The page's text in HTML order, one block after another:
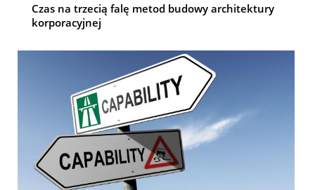
Czas na trzecią falę metod budowy architektury
korporacyjnej